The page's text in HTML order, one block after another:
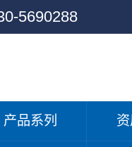
5690288
产品系列